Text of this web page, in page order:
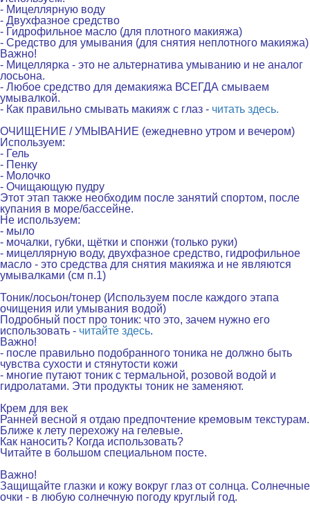
- Мицеллярную воду
- Двухфазное средство
- Гидрофильное масло (для плотного макияжа)
- Средство для умывания (для снятия неплотного макияжа)
Важно!
- Мицеллярка - это не альтернатива умыванию и не аналог
лосьона.
- Любое средство для демакияжа ВСЕГДА смываем
умывалкой.
- Как правильно смывать макияж с глаз - читать здесь.
ОЧИЩЕНИЕ / УМЫВАНИЕ (ежедневно утром и вечером)
Используем:
- Гель
- Пенку
- Молочко
- Очищающую пудру
Этот этап также необходим после занятий спортом, после
купания в море/бассейне.
Не используем:
- мыло
- мочалки, губки, щётки и спонжи (только руки)
- мицеллярную воду, двухфазное средство, гидрофильное
масло - это средства для снятия макияжа и не являются
умывалками (см п.1)
Тоник/лосьон/тонер (Используем после каждого этапа
очищения или умывания водой)
Подробный пост про тоник: что это, зачем нужно его
использовать - читайте здесь.
Важно!
- после правильно подобранного тоника не должно быть
чувства сухости и стянутости кожи
- многие путают тоник с термальной, розовой водой и
гидролатами. Эти продукты тоник не заменяют.
Крем для век
Ранней весной я отдаю предпочтение кремовым текстурам.
Ближе к лету перехожу на гелевые.
Как наносить? Когда использовать?
Читайте в большом специальном посте.
Важно!
Защищайте глазки и кожу вокруг глаз от солнца. Солнечные
очки - в любую солнечную погоду круглый год.